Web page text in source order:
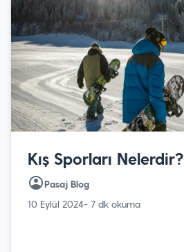
Kış Sporları Nelerdir?
Pasaj Blog
10 Eylül 2024- 7 dk okuma